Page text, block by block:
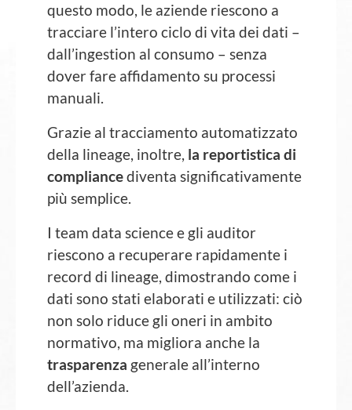
questo modo, le aziende riescono a
tracciare l’intero ciclo di vita dei dati –
dall’ingestion al consumo – senza
dover fare affidamento su processi
manuali.
Grazie al tracciamento automatizzato
della lineage, inoltre, la reportistica di
compliancediventa significativamente
più semplice.
I team data science e gli auditor
riescono a recuperare rapidamente i
record di lineage, dimostrando come i
dati sono stati elaborati e utilizzati: ciò
non solo riduce gli oneri in ambito
normativo, ma migliora anche la
trasparenza generale all’interno
dell’azienda.